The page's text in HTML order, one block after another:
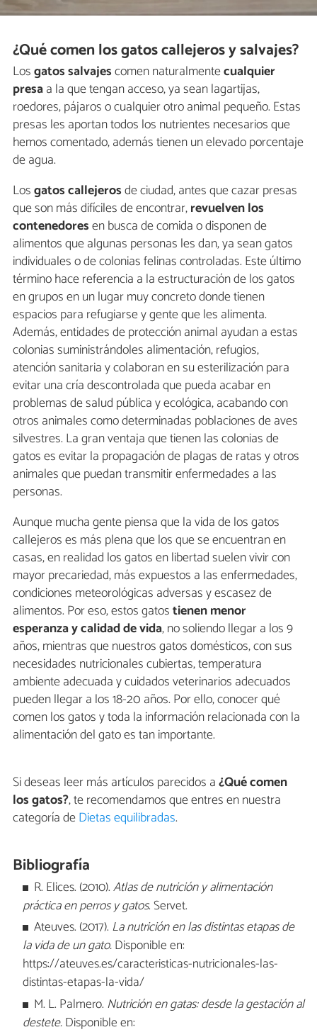
¿Qué comen los gatos callejeros y salvajes?
Losgatos salvajescomen naturalmentecualquier
presaa la que tengan acceso, ya sean lagartijas,
roedores, pájaros o cualquier otro animal pequeño. Estas
presas les aportan todos los nutrientes necesarios que
hemos comentado, además tienen un elevado porcentaje
de agua.
Losgatos callejerosde ciudad, antes que cazar presas
que son más difíciles de encontrar,revuelven los
contenedoresen busca de comida o disponen de
alimentos que algunas personas les dan, ya sean gatos
individuales o de colonias felinas controladas. Este último
término hace referencia a la estructuración de los gatos
en grupos en un lugar muy concreto donde tienen
espacios para refugiarse y gente que les alimenta.
Además, entidades de protección animal ayudan a estas
colonias suministrándoles alimentación, refugios,
atención sanitaria y colaboran en su esterilización para
evitar una cría descontrolada que pueda acabar en
problemas de salud pública y ecológica, acabando con
otros animales como determinadas poblaciones de aves
silvestres. La gran ventaja que tienen las colonias de
gatos es evitar la propagación de plagas de ratas y otros
animales que puedan transmitir enfermedades a las
personas.
Aunque mucha gente piensa que la vida de los gatos
callejeros es más plena que los que se encuentran en
casas, en realidad los gatos en libertad suelen vivir con
mayor precariedad, más expuestos a las enfermedades,
condiciones meteorológicas adversas y escasez de
alimentos. Por eso, estos gatostienen menor
esperanza y calidad de vida, no soliendo llegar a los 9
años, mientras que nuestros gatos domésticos, con sus
necesidades nutricionales cubiertas, temperatura
ambiente adecuada y cuidados veterinarios adecuados
pueden llegar a los 18-20 años. Por ello, conocer qué
comen los gatos y toda la información relacionada con la
alimentación del gato es tan importante.
Si deseas leer más artículos parecidos a¿Qué comen
los gatos?, te recomendamos que entres en nuestra
categoría deDietas equilibradas.
Bibliografía
R. Elices. (2010).Atlas de nutrición y alimentación
práctica en perros y gatos. Servet.
Ateuves. (2017). La nutrición en las distintas etapas de
la vida de un gato.Disponible en:
https://ateuves.es/caracteristicas-nutricionales-las-
distintas-etapas-la-vida/
M. L. Palmero. Nutrición en gatas: desde la gestación al
destete.Disponible en: